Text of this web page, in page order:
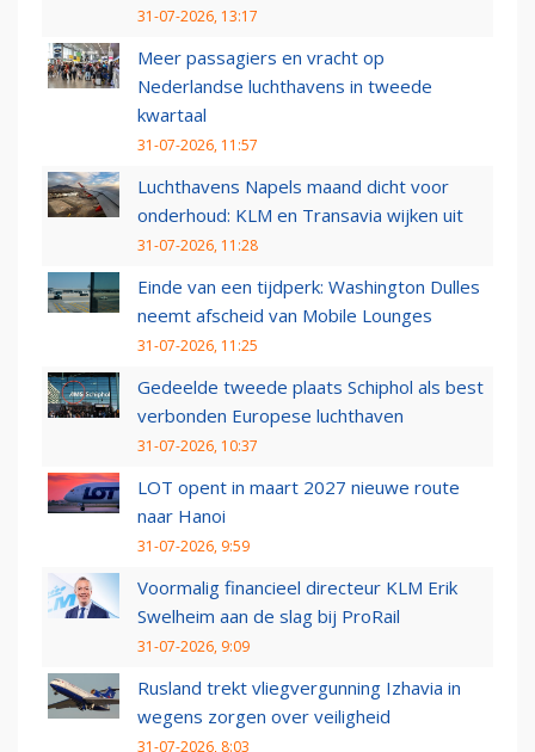
31-07-2026, 13:17
Meer passagiers en vracht op
Nederlandse luchthavens in tweede
kwartaal
31-07-2026, 11:57
Luchthavens Napels maand dicht voor
onderhoud: KLM en Transavia wijken uit
31-07-2026, 11:28
Einde van een tijdperk: Washington Dulles
neemt afscheid van Mobile Lounges
31-07-2026, 11:25
Gedeelde tweede plaats Schiphol als best
verbonden Europese luchthaven
31-07-2026, 10:37
LOT opent in maart 2027 nieuwe route
naar Hanoi
31-07-2026, 9:59
Voormalig financieel directeur KLM Erik
Swelheim aan de slag bij ProRail
31-07-2026, 9:09
Rusland trekt vliegvergunning Izhavia in
wegens zorgen over veiligheid
31-07-2026, 8:03